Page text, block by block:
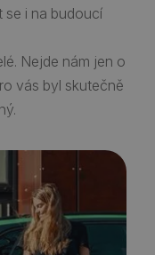
se i na budoucí
Nejde nám jen o
vás byl skutečně